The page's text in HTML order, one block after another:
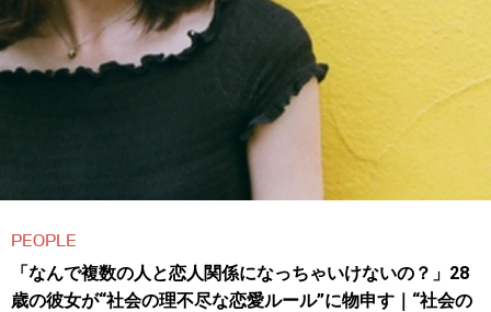
PEOPLE
「なんで複数の人と恋人関係になっちゃいけないの？」28
歳の彼女が“社会の理不尽な恋愛ルール”に物申す｜“社会の